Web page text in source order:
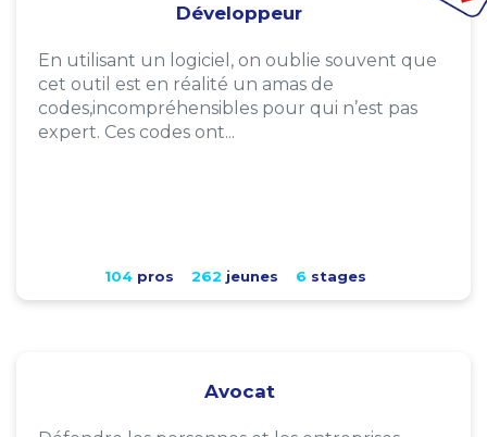
Développeur
En utilisant un logiciel, on oublie souvent que
cet outil est en réalité un amas de
codes,incompréhensibles pour qui n’est pas
expert. Ces codes ont...
104pros 262 jeunes 6 stages
Avocat